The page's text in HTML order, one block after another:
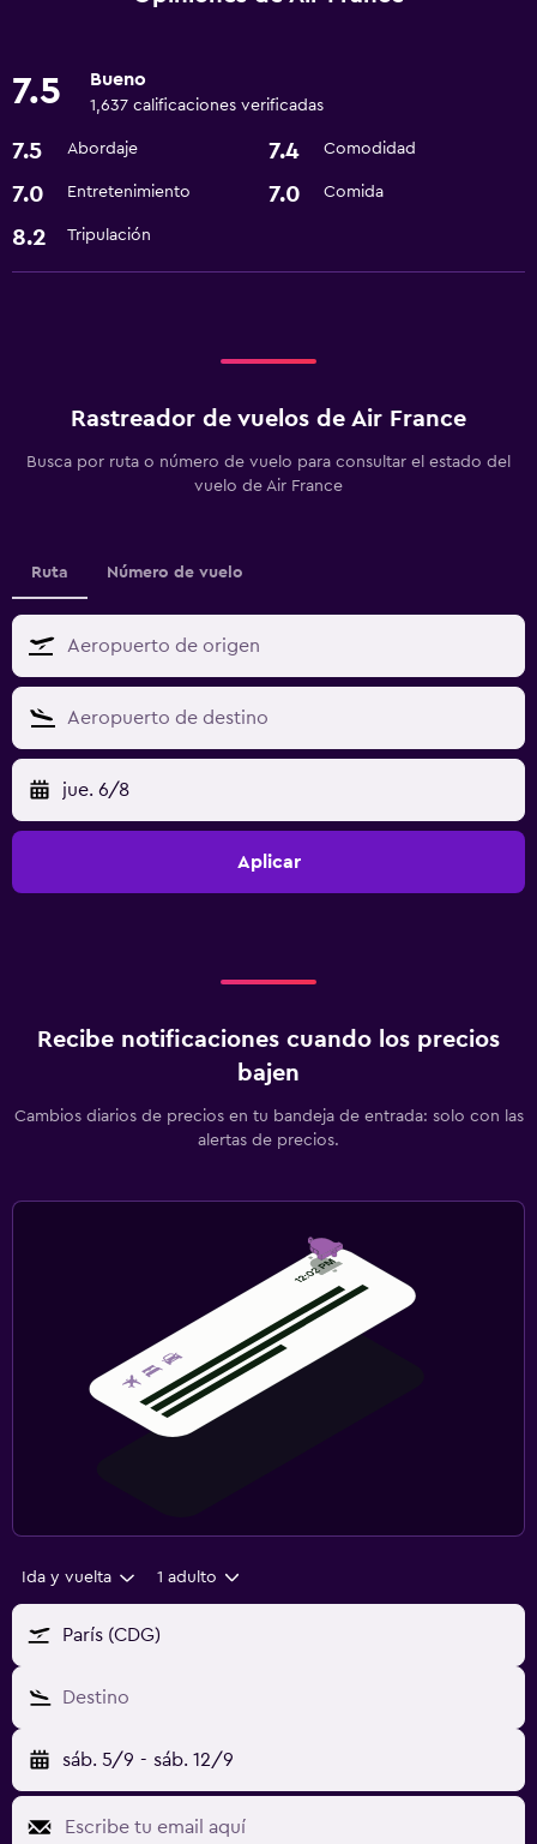
7.5 Bueno
1,637 calificaciones verificadas
7.5 Abordaje 7.4 Comodidad
7.0 Entretenimiento 7.0 Comida
8.2 Tripulación
Rastreador de vuelos de Air France
Busca por ruta o número de vuelo para consultar el estado del
vuelo de Air France
Ruta Número de vuelo
jue. 6/8
Aplicar
Recibe notificaciones cuando los precios
bajen
Cambios diarios de precios en tu bandeja de entrada: solo con las
alertas de precios.
Ida y vuelta 1 adulto
París (CDG)
Destino
sáb. 5/9 - sáb. 12/9